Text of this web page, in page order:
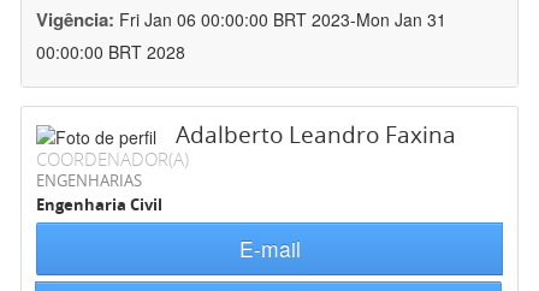
Vigência: Fri Jan 06 00:00:00 BRT 2023-Mon Jan 31
00:00:00 BRT 2028
Adalberto Leandro Faxina
COORDENADOR(A)
ENGENHARIAS
Engenharia Civil
E-mail